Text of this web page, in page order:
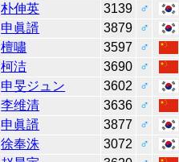
朴伸英 3139
♂
申眞諝 3879
♂
檀嘯 3597
♂
柯洁 3690
♂
申旻ジュン 3602
♂
李维清 3636
♂
申眞諝 3877
♂
徐奉洙 3072
♂